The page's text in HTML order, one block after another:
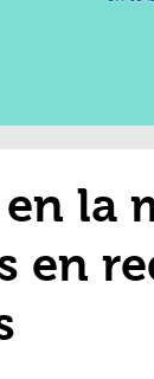
la
en